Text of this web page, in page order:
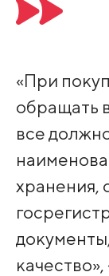
«При
обращать
все
хранения,